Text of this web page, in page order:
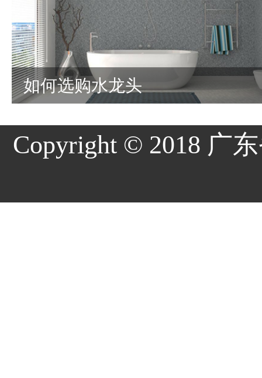
如何选购水龙头
Copyright © 2018 广